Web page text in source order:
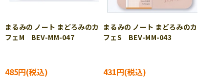
まるみの ノート まどろみのカ
フェM BEV-MM-047
485円
まるみの ノート まどろみのカ
フェS BEV-MM-043
431円